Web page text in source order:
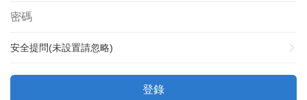
安全提問(未設置請忽略)
登錄